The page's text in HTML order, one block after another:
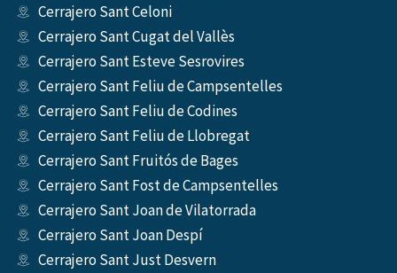
Cerrajero Sant Celoni
Cerrajero Sant Cugat del Vallès
Cerrajero Sant Esteve Sesrovires
Cerrajero Sant Feliu de Campsentelles
Cerrajero Sant Feliu de Codines
Cerrajero Sant Feliu de Llobregat
Cerrajero Sant Fruitós de Bages
Cerrajero Sant Fost de Campsentelles
Cerrajero Sant Joan de Vilatorrada
Cerrajero Sant Joan Despí
Cerrajero Sant Just Desvern